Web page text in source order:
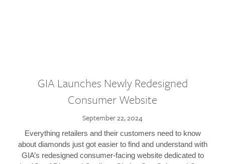
GIA Launches Newly Redesigned
Consumer Website
September 22, 2024
Everything retailers and their customers need to know
about diamonds just got easier to find and understand with
GIA’s redesigned consumer-facing website dedicated to